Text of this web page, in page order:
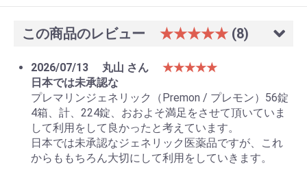
この商品のレビュー ★★★★★ (8)
2026/07/13 丸山 さん
★★★★★
日本では未承認な
プレマリンジェネリック（Premon / プレモン）56錠
4箱、計、224錠、おおよそ満足をさせて頂いていま
して利用をして良かったと考えています。
日本では未承認なジェネリック医薬品ですが、これ
からももちろん大切にして利用をしていきます。